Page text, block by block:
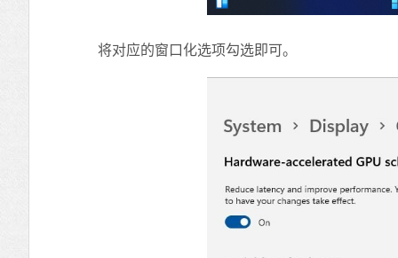
将对应的窗口化选项勾选即可。